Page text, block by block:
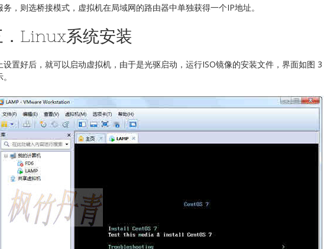
务，则选桥接模式，虚拟机在局域网的路由器中单独获得一个IP地址。
．Linux系统安装
设置好后，就可以启动虚拟机，由于是光驱启动，运行ISO镜像的安装文件，界面如图 3